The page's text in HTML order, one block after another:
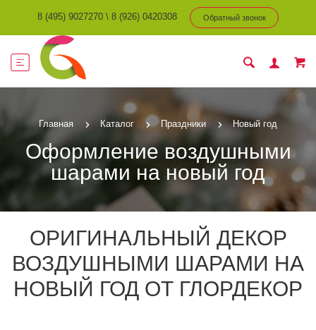
8 (495) 9027270 \ 8 (926) 0420308 Обратный звонок
Главная Каталог Праздники Новый год
Оформление воздушными
шарами на новый год
ОРИГИНАЛЬНЫЙ ДЕКОР
ВОЗДУШНЫМИ ШАРАМИ НА
НОВЫЙ ГОД ОТ ГЛОРДЕКОР